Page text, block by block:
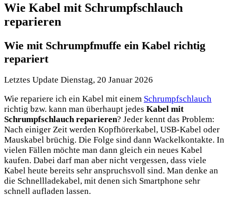
Wie Kabel mit Schrumpfschlauch
reparieren
Wie mit Schrumpfmuffe ein Kabel richtig
repariert
Letztes Update Dienstag, 20 Januar 2026
Wie repariere ich ein Kabel mit einem Schrumpfschlauch
richtig bzw. kann man überhaupt jedes Kabel mit
Schrumpfschlauch reparieren? Jeder kennt das Problem:
Nach einiger Zeit werden Kopfhörerkabel, USB-Kabel oder
Mauskabel brüchig. Die Folge sind dann Wackelkontakte. In
vielen Fällen möchte man dann gleich ein neues Kabel
kaufen. Dabei darf man aber nicht vergessen, dass viele
Kabel heute bereits sehr anspruchsvoll sind. Man denke an
die Schnellladekabel, mit denen sich Smartphone sehr
schnell aufladen lassen.